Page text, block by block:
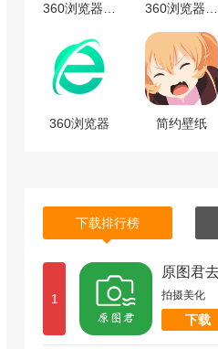
360浏览器 简约壁纸
下载排行榜
1
原图君
拍摄美化
下载